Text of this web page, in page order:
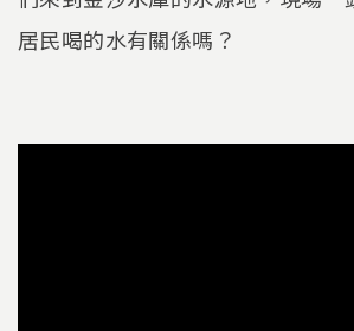
居民喝的水有關係嗎？